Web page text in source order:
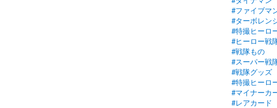
#ファイブマ
#ターボレン
#特撮ヒーロ
#ヒーロー戦
#戦隊もの
#スーパー戦
#戦隊グッズ
#特撮ヒーロ
#マイナーカ
#レアカード